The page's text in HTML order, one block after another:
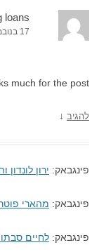
loans
17 בנובמבר 2010 בשעה 14:54
much for the post
להגיב ↓
פינגבאק: ירון
פינגבאק: מהארי
פינגבאק: לחיים